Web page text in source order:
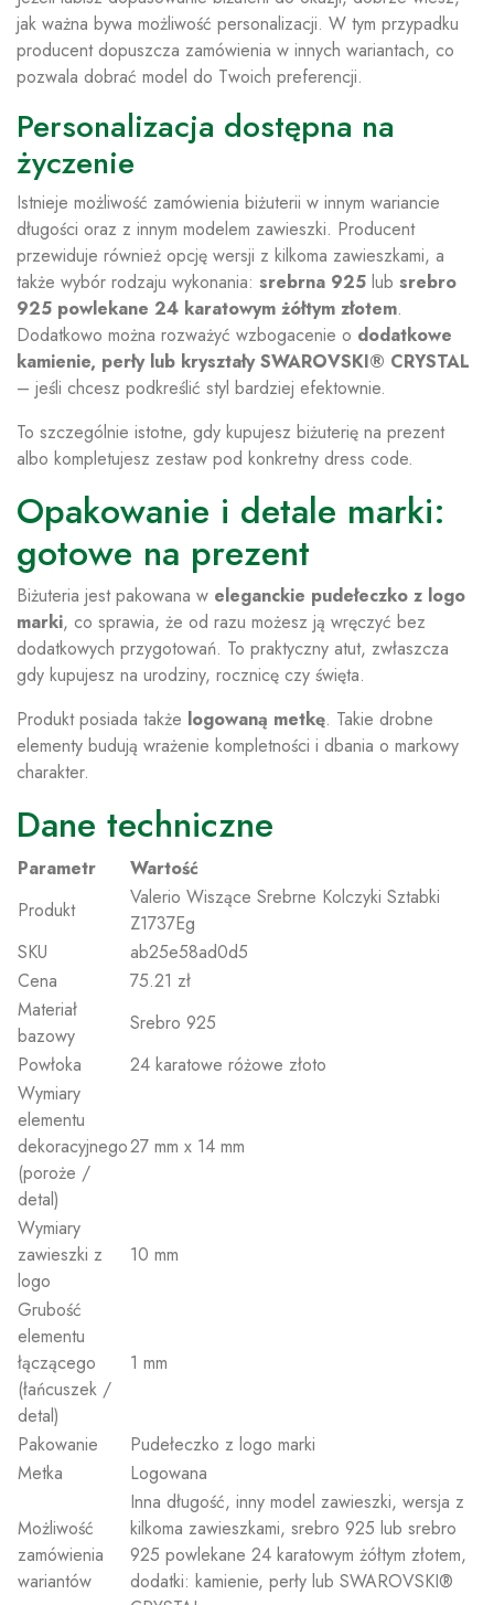
jak ważna bywa możliwość personalizacji. W tym przypadku
producent dopuszcza zamówienia w innych wariantach, co
pozwala dobrać model do Twoich preferencji.
Personalizacja dostępna na
życzenie
Istnieje możliwość zamówienia biżuterii w innym wariancie
długości oraz z innym modelem zawieszki. Producent
przewiduje również opcję wersji z kilkoma zawieszkami, a
także wybór rodzaju wykonania: srebrna 925 lub srebro
925 powlekane 24 karatowym żółtym złotem.
Dodatkowo można rozważyć wzbogacenie o dodatkowe
kamienie, perły lub kryształy SWAROVSKI® CRYSTAL
– jeśli chcesz podkreślić styl bardziej efektownie.
To szczególnie istotne, gdy kupujesz biżuterię na prezent
albo kompletujesz zestaw pod konkretny dress code.
Opakowanie i detale marki:
gotowe na prezent
Biżuteria jest pakowana w eleganckie pudełeczko z logo
marki, co sprawia, że od razu możesz ją wręczyć bez
dodatkowych przygotowań. To praktyczny atut, zwłaszcza
gdy kupujesz na urodziny, rocznicę czy święta.
Produkt posiada także logowaną metkę. Takie drobne
elementy budują wrażenie kompletności i dbania o markowy
charakter.
Dane techniczne
Parametr
Wartość
Produkt
Valerio Wiszące Srebrne Kolczyki Sztabki
Z1737Eg
SKU
ab25e58ad0d5
Cena
75.21 zł
Materiał
bazowy
Srebro 925
Powłoka
24 karatowe różowe złoto
Wymiary
elementu
dekoracyjnego
(poroże /
detal)
27 mm x 14 mm
Wymiary
zawieszki z
logo
10 mm
Grubość
elementu
łączącego
(łańcuszek /
detal)
1 mm
Pakowanie
Pudełeczko z logo marki
Metka
Logowana
Możliwość
zamówienia
wariantów
Inna długość, inny model zawieszki, wersja z
kilkoma zawieszkami, srebro 925 lub srebro
925 powlekane 24 karatowym żółtym złotem,
dodatki: kamienie, perły lub SWAROVSKI®